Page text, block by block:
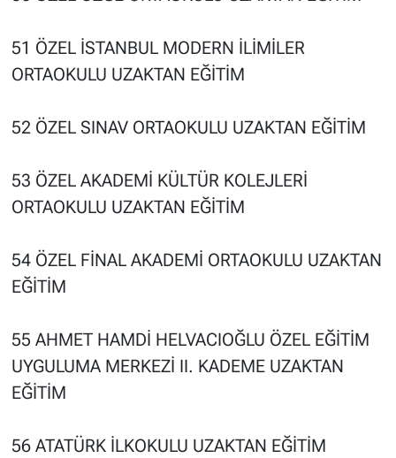
51 ÖZEL İSTANBUL MODERN İLİMİLER
ORTAOKULU UZAKTAN EĞİTİM
52 ÖZEL SINAV ORTAOKULU UZAKTAN EĞİTİM
53 ÖZEL AKADEMİ KÜLTÜR KOLEJLERİ
ORTAOKULU UZAKTAN EĞİTİM
54 ÖZEL FİNAL AKADEMİ ORTAOKULU UZAKTAN
EĞİTİM
55 AHMET HAMDİ HELVACIOĞLU ÖZEL EĞİTİM
UYGULUMA MERKEZİ II. KADEME UZAKTAN
EĞİTİM
56 ATATÜRK İLKOKULU UZAKTAN EĞİTİM